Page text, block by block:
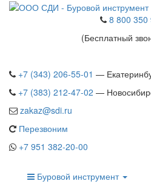
8 800 350
(Бесплатный
+7 (343) 206-55-01 —
+7 (383) 212-47-02 —
zakaz@sdi.ru
Перезвоним
+7 951 382-20-00
Буровой инструмент